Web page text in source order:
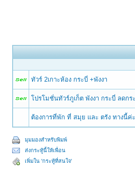
ทัวร์ 2เกาะห้อง กระบี่ +พังงา
โปรโมชั่นทัวร์ภูเก็ต พังงา กระบี่ ลดกร
ต้องการที่พัก ที่ สมุย และ ตรัง ทางนี้ค่
มุมมองสำหรับพิมพ์
ส่งกระทู้นี้ให้เพื่อน
เพิ่มใน 'กระทู้ที่สนใจ'